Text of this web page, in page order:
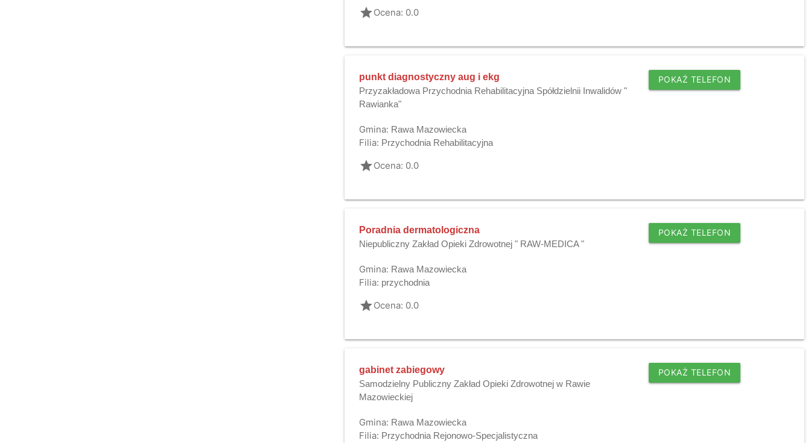
gradeOcena: 0.0
punkt diagnostyczny aug i ekg
Przyzakładowa Przychodnia Rehabilitacyjna Spółdzielnii Inwalidów "
Rawianka"
POKAŻ TELEFON
Gmina: Rawa Mazowiecka
Filia: Przychodnia Rehabilitacyjna
gradeOcena: 0.0
Poradnia dermatologiczna
Niepubliczny Zakład Opieki Zdrowotnej " RAW-MEDICA "
POKAŻ TELEFON
Gmina: Rawa Mazowiecka
Filia: przychodnia
gradeOcena: 0.0
gabinet zabiegowy
Samodzielny Publiczny Zakład Opieki Zdrowotnej w Rawie
Mazowieckiej
POKAŻ TELEFON
Gmina: Rawa Mazowiecka
Filia: Przychodnia Rejonowo-Specjalistyczna